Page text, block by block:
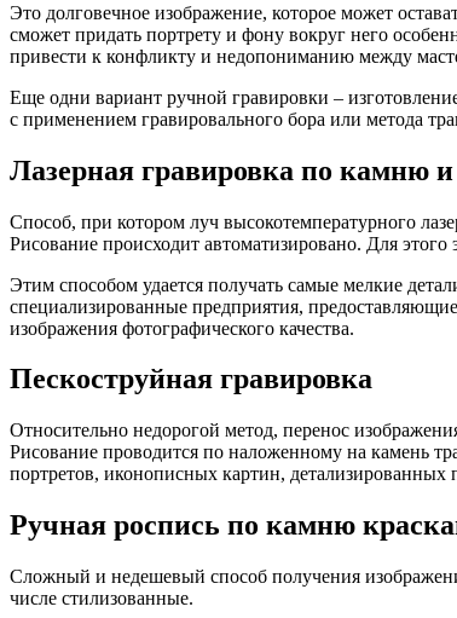
Это долговечное изображение, которое может
сможет придать портрету и фону вокруг него
привести к конфликту и недопониманию между
Еще одни вариант ручной гравировки –
с применением гравировального бора или метода
Лазерная гравировка по камню
Способ, при котором луч высокотемпературного
Рисование происходит автоматизировано. Для
Этим способом удается получать самые мелкие
специализированные предприятия, предоставляющие
изображения фотографического качества.
Пескоструйная гравировка
Относительно недорогой метод, перенос
Рисование проводится по наложенному на камень
портретов, иконописных картин, детализированных
Ручная роспись по камню
Сложный и недешевый способ получения
числе стилизованные.